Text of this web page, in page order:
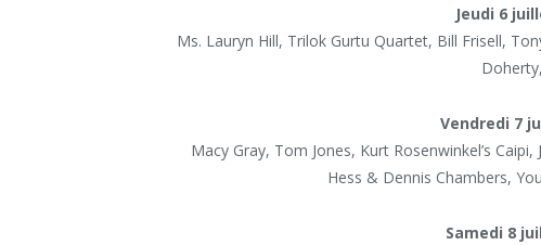
Jeudi 6
Ms. Lauryn Hill, Trilok Gurtu Quartet, Bill Frisell,
Vendredi 7
Macy Gray, Tom Jones, Kurt Rosenwinkel’s
Hess & Dennis Chambers,
Samedi 8